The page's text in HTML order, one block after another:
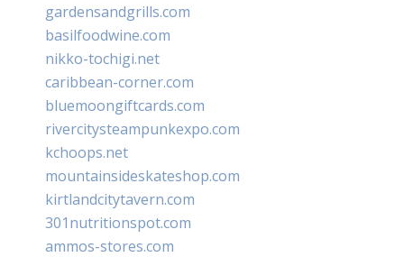
gardensandgrills.com
basilfoodwine.com
nikko-tochigi.net
caribbean-corner.com
bluemoongiftcards.com
rivercitysteampunkexpo.com
kchoops.net
mountainsideskateshop.com
kirtlandcitytavern.com
301nutritionspot.com
ammos-stores.com